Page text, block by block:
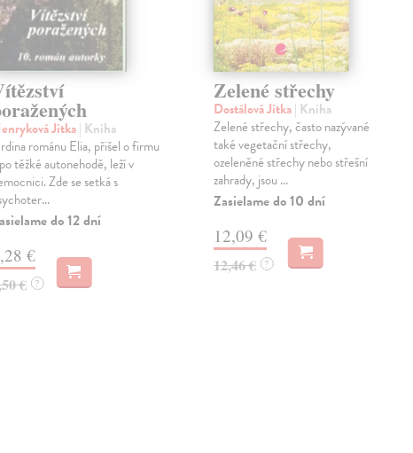
Jitka| Kniha
románu Elia, přišel o firmu
těžké autonehodě, leží v
Zde se setká s
do 12 dní
€
€ ?
Zelené střechy
Dostálová Jitka| Kniha
Zelené střechy, často nazývané
také vegetační střechy,
ozeleněné střechy nebo střešní
zahrady, jsou ...
Zasielame do 10 dní
12,09 €
12,46 € ?